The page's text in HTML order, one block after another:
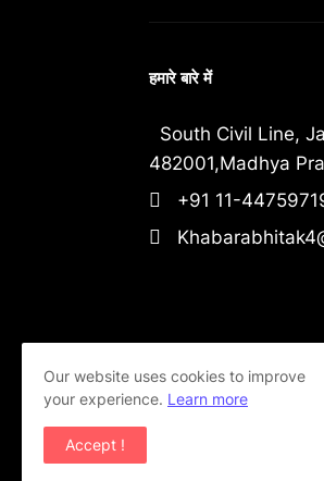
हमारे बारे में
South Civil Line,
482001,Madhya
+91 11-
Our website uses cookies to improve
your experience. Learn more
Accept !